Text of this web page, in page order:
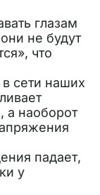
глазам
не будут
что
сети наших
а наоборот
падает,
у